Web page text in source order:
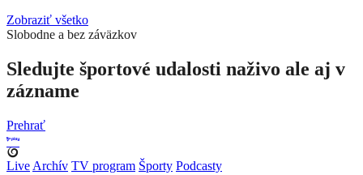
Zobraziť všetko
Slobodne a bez záväzkov
Sledujte športové udalosti naživo ale aj v
zázname
Prehrať
Live Archív TV program Športy Podcasty